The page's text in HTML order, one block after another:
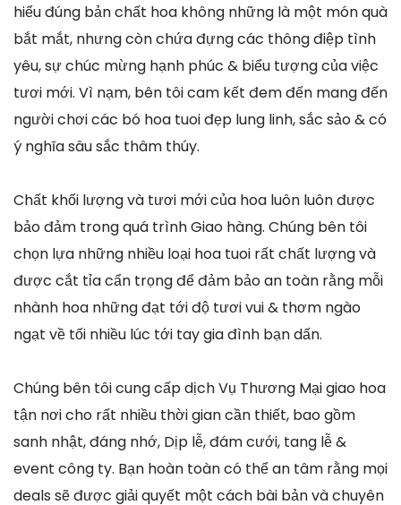
hiểu đúng bản chất hoa không những là một món quà
bắt mắt, nhưng còn chứa đựng các thông điệp tình
yêu, sự chúc mừng hạnh phúc & biểu tượng của việc
tươi mới. Vì nạm, bên tôi cam kết đem đến mang đến
người chơi các bó hoa tuoi đẹp lung linh, sắc sảo & có
ý nghĩa sâu sắc thâm thúy.
Chất khối lượng và tươi mới của hoa luôn luôn được
bảo đảm trong quá trình Giao hàng. Chúng bên tôi
chọn lựa những nhiều loại hoa tuoi rất chất lượng và
được cắt tỉa cẩn trọng để đảm bảo an toàn rằng mỗi
nhành hoa những đạt tới độ tươi vui & thơm ngào
ngạt về tối nhiều lúc tới tay gia đình bạn dấn.
Chúng bên tôi cung cấp dịch Vụ Thương Mại giao hoa
tận nơi cho rất nhiều thời gian cần thiết, bao gồm
sanh nhật, đáng nhớ, Dịp lễ, đám cưới, tang lễ &
event công ty. Bạn hoàn toàn có thể an tâm rằng mọi
deals sẽ được giải quyết một cách bài bản và chuyên